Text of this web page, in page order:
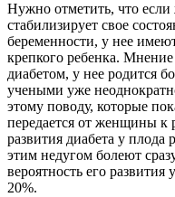
Нужно отметить, что
стабилизирует свое
беременности, у нее
крепкого ребенка. Мнение
диабетом, у нее родится
учеными уже
этому поводу, которые
передается от женщины к
развития диабета у плода
этим недугом болеют
вероятность его
20%.